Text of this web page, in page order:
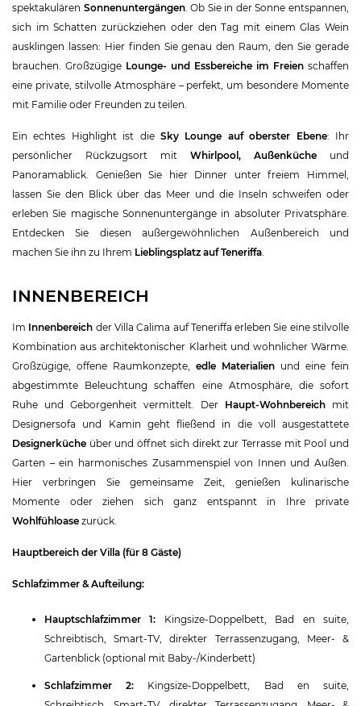
spektakulären Sonnenuntergängen. Ob Sie in der Sonne entspannen,
sich im Schatten zurückziehen oder den Tag mit einem Glas Wein
ausklingen lassen: Hier finden Sie genau den Raum, den Sie gerade
brauchen. Großzügige Lounge- und Essbereiche im Freien schaffen
eine private, stilvolle Atmosphäre – perfekt, um besondere Momente
mit Familie oder Freunden zu teilen.
Ein echtes Highlight ist die Sky Lounge auf oberster Ebene: Ihr
persönlicher Rückzugsort mit Whirlpool, Außenküche und
Panoramablick. Genießen Sie hier Dinner unter freiem Himmel,
lassen Sie den Blick über das Meer und die Inseln schweifen oder
erleben Sie magische Sonnenuntergänge in absoluter Privatsphäre.
Entdecken Sie diesen außergewöhnlichen Außenbereich und
machen Sie ihn zu Ihrem Lieblingsplatz auf Teneriffa
INNENBEREICH
Im Innenbereich der Villa Calima auf Teneriffa erleben Sie eine stilvolle
Kombination aus architektonischer Klarheit und wohnlicher Wärme.
Großzügige, offene Raumkonzepte, edle Materialien und eine fein
abgestimmte Beleuchtung schaffen eine Atmosphäre, die sofort
Ruhe und Geborgenheit vermittelt. Der Haupt-Wohnbereich mit
Designersofa und Kamin geht fließend in die voll ausgestattete
Designerküche über und öffnet sich direkt zur Terrasse mit Pool und
Garten – ein harmonisches Zusammenspiel von Innen und Außen.
Hier verbringen Sie gemeinsame Zeit, genießen kulinarische
Momente oder ziehen sich ganz entspannt in Ihre private
Wohlfühloase zurück.
Hauptbereich der Villa (für 8 Gäste)
Schlafzimmer & Aufteilung:
Hauptschlafzimmer 1: Kingsize-Doppelbett, Bad en suite,
Schreibtisch, Smart-TV, direkter Terrassenzugang, Meer- &
Gartenblick (optional mit Baby-/Kinderbett)
Schlafzimmer 2: Kingsize-Doppelbett, Bad en suite,